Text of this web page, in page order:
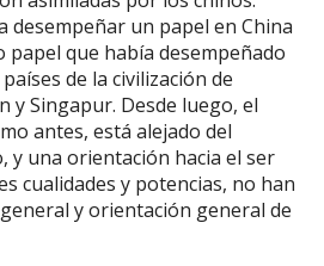
desempeñar un papel en China
papel que había desempeñado
de la civilización de
y Singapur. Desde luego, el
antes, está alejado del
y una orientación hacia el ser
cualidades y potencias, no han
y orientación general de